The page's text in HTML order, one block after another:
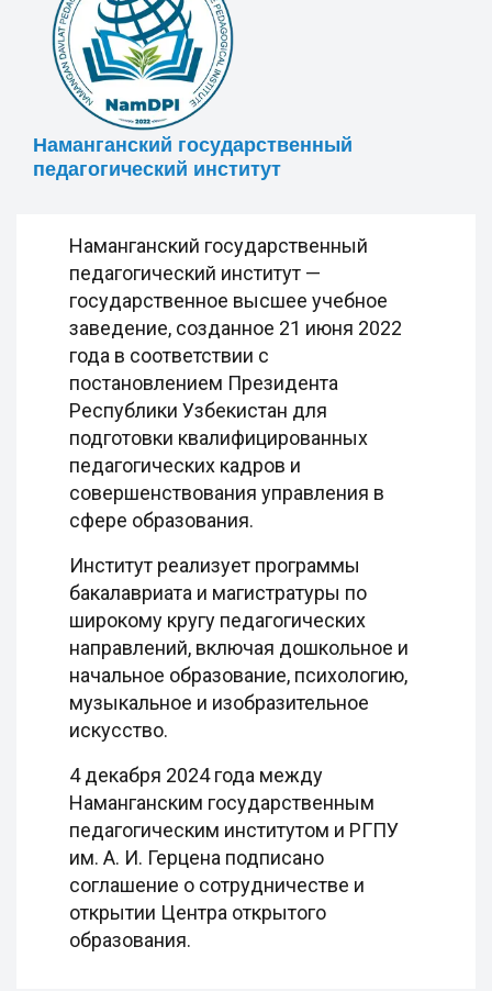
Наманганский государственный
педагогический институт
Наманганский государственный
педагогический институт —
государственное высшее учебное
заведение, созданное 21 июня 2022
года в соответствии с
постановлением Президента
Республики Узбекистан для
подготовки квалифицированных
педагогических кадров и
совершенствования управления в
сфере образования.
Институт реализует программы
бакалавриата и магистратуры по
широкому кругу педагогических
направлений, включая дошкольное и
начальное образование, психологию,
музыкальное и изобразительное
искусство.
4 декабря 2024 года между
Наманганским государственным
педагогическим институтом и РГПУ
им. А. И. Герцена подписано
соглашение о сотрудничестве и
открытии Центра открытого
образования.